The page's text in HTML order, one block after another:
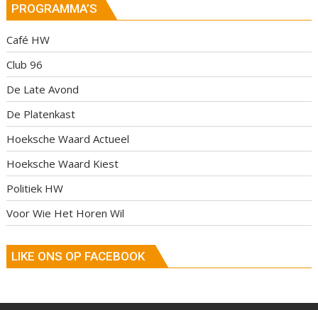
PROGRAMMA’S
Café HW
Club 96
De Late Avond
De Platenkast
Hoeksche Waard Actueel
Hoeksche Waard Kiest
Politiek HW
Voor Wie Het Horen Wil
LIKE ONS OP FACEBOOK